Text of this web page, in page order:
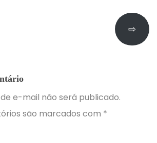
⇨
e-mail não será publicado.
são marcados com *